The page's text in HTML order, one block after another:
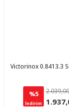
Victorinox 0.8413.3
%5
İndirim